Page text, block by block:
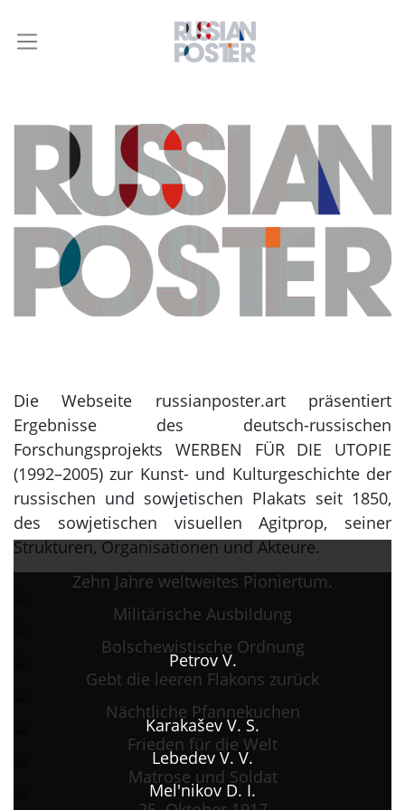
Die Webseite russianposter.art präsentiert
Ergebnisse des deutsch-russischen
Forschungsprojekts WERBEN FÜR DIE UTOPIE
(1992–2005) zur Kunst- und Kulturgeschichte der
russischen und sowjetischen Plakats seit 1850,
des sowjetischen visuellen Agitprop, seiner
Strukturen, Organisationen und Akteure.
Zehn Jahre weltweites Pioniertum.
Militärische Ausbildung
Bolschewistische Ordnung
Petrov V.
Gebt die leeren Flakons zurück
Nächtliche Pfannekuchen
Karakašev V. S.
Frieden für die Welt
Lebedev V. V.
Matrose und Soldat
Mel'nikov D. I.